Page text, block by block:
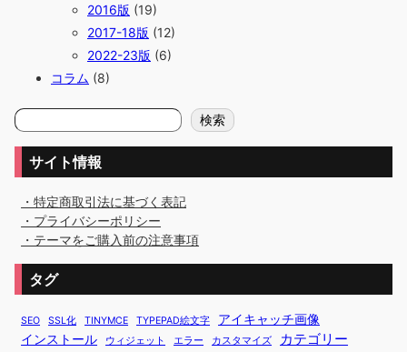
2016版 (19)
2017-18版 (12)
2022-23版 (6)
コラム (8)
検
索
検索
サイト情報
・特定商取引法に基づく表記
・プライバシーポリシー
・テーマをご購入前の注意事項
タグ
SEO SSL化 TINYMCE TYPEPAD絵文字
アイキャッチ画像
インストール
ウィジェット エラー カスタマイズ カテゴリー